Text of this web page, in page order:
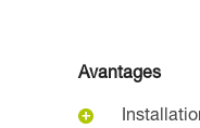
Avantages